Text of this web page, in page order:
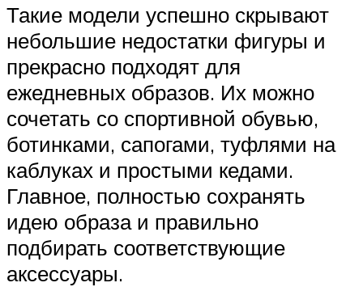
Такие модели успешно скрывают
небольшие недостатки фигуры и
прекрасно подходят для
ежедневных образов. Их можно
сочетать со спортивной обувью,
ботинками, сапогами, туфлями на
каблуках и простыми кедами.
Главное, полностью сохранять
идею образа и правильно
подбирать соответствующие
аксессуары.